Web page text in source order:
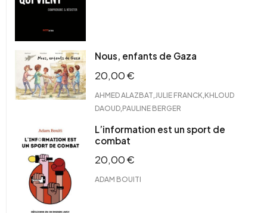
Nous, enfants de Gaza
20,00€
AHMED ALAZBAT JULIE FRANCK KHLOUD
DAOUD PAULINE BERGER
L’information est un sport de
combat
20,00€
ADAM BOUITI